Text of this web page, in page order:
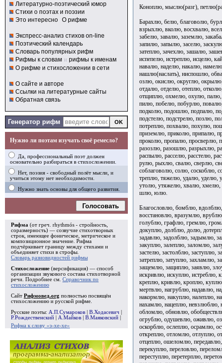
Литературно-поэтический юмор
Стихи о поэтах и поэзии
Это интересно О рифме
Экспресс-анализ стихов on-line
Поэтический календарь
Словарь популярных рифм
Рифмы к словам и рифмы к именам
О рифме и стихосложении в сети
О сайте и авторе
Ссылки на литературные сайты
Обратная связь
Генератор рифм
Нужно ли поэтам изучать своё ремесло?
Да, профессиональный поэт должен
основательно разбираться в стихосложении.
Нет, поэзия - свободный полёт мысли, и
учиться этому нет необходимости.
Нужно знать основы для общего развития.
Голосовать
Рифма (от греч. rhythmós - стройность,
соразмерность) — созвучие стихотворных
строк, имеющее фоническое, метрическое и
композиционное значение. Рифма
подчёркивает границу между стихами и
объединяет стихи в строфы
Словарь разновидностей рифмы
Стихосложение (версификация) — способ
организации звукового состава стихотворной
речи. Подробнее см. Справочник по
стихосложению
Сайт Рифмовед.org полностью посвящён
стихосложению и русской рифме.
Русские поэты: А.П.Сумароков В.Ходасевич
Р.Рождественский
А.Майков В.Маяковский
Рифма к слову «э-хе-хе»
Коноплю, мыслю(разг),
Барахлю, белю, благоволю,
взрыхлю, вколю, восхвалю,
забелю, завалю, заземлю,
запилю, запылю, заселю,
затеплю, зачехлю, зашалю,
испепелю, истреплю, исцелю,
навалю, наделю, накалю,
нашлю(наслать), ниспошлю,
озлю, окислю, округлю,
отдалю, отделю, отеплю,
отщиплю, охмелю, охулю, палю,
пилю, побелю, побурлю,
подколю, подошлю, подпалю,
подстелю, подстрелю, позлю,
потреплю, похвалю, похулю,
приземлю, приколю, припалю,
проколю, пропалю, просверлю,
разозлю, разошлю, разрыхлю,
распылю, расселю, расстелю,
рулю, рыхлю, свалю, сверлю,
соблаговолю, солю, соскоблю,
треплю, тяжелю, удалю,
утолю, утяжелю, хвалю,
шлю, юлю.
Благословлю, бомблю,
восстановлю, вразумлю,
голублю, графлю, гремлю,
докуплю, долблю, долю,
задавлю, задолблю, задымлю,
закуплю, залеплю, заломлю,
застелю, застолблю, заступлю,
затреплю, затуплю, захламлю,
защемлю, защиплю, заявлю,
искривлю, искуплю, истреблю,
креплю, кривлю, кроплю,
мертвлю, нагрублю, надавлю,
накормлю, накуплю, налеплю,
нахамлю, нацеплю,
обломлю, обновлю,
огрублю, одушевлю, оживлю,
оскорблю, ослеплю, осрамлю,
откреплю, отломлю, отлуплю,
отцеплю, ошеломлю,
перекуплю, переловлю,
переступлю, перетерплю,